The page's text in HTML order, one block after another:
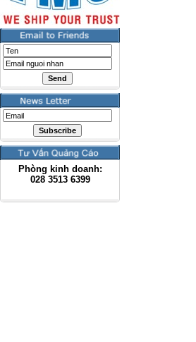
Phòng kinh doanh:
028 3513 6399